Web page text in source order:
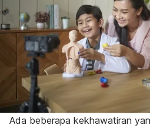
Ada beberapa kekhawatiran